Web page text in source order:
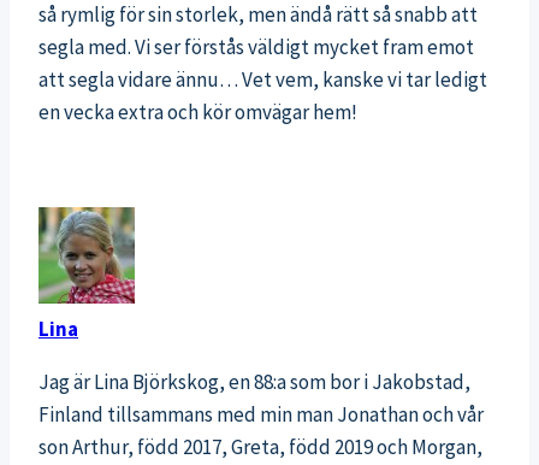
så rymlig för sin storlek, men ändå rätt så snabb att
segla med. Vi ser förstås väldigt mycket fram emot
att segla vidare ännu… Vet vem, kanske vi tar ledigt
en vecka extra och kör omvägar hem!
Lina
Jag är Lina Björkskog, en 88:a som bor i Jakobstad,
Finland tillsammans med min man Jonathan och vår
son Arthur, född 2017, Greta, född 2019 och Morgan,